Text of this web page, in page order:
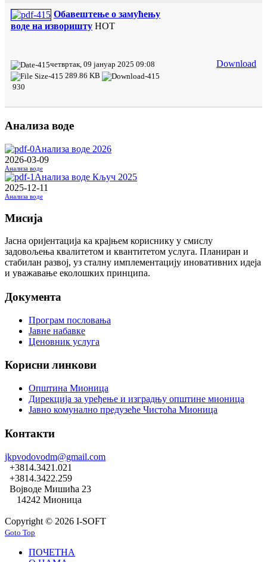
Обавештење о замућењу
воде на изворишту HOT
четвртак, 09 јануар 2025 09:08
289.86 KB
930
Download
Анализа воде
Анализа воде 2026
2026-03-09
Анализа воде
Анализа воде Кључ 2025
2025-12-11
Анализа воде
Мисија
Јасна оријентација ка крајњем кориснику у смислу
задовољења квалитетом и квантитетом услуга. Планиран и
стабилан развој, уз сталну имплементацију иновативних идеја
и уважавање еколошких принципа.
Документа
Програм пословања
Јавне набавке
Ценовник услуга
Корисни линкови
Општина Мионица
Дирекција за уређење и изградњу општине мионица
Јавно комунално предузеће Чистоћа Мионица
Контакти
jkpvodovodm@gmail.com
+3814.3421.021
+3814.3422.259
Војводе Мишића 23
14242 Мионица
Copyright © 2026 I-SOFT
Goto Top
ПОЧЕТНА